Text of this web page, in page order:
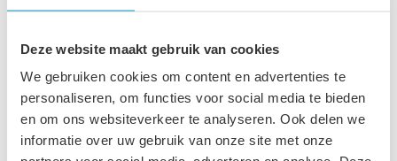
Deze website maakt gebruik van cookies
We gebruiken cookies om content en advertenties te
personaliseren, om functies voor social media te bieden
en om ons websiteverkeer te analyseren. Ook delen we
informatie over uw gebruik van onze site met onze
Spiegelkast met twee draaideuren.
Uitgevoerd met twee legplanken. 80cm...
€89,95
Op voorraad
Op werkdagen voor 12:00 uur